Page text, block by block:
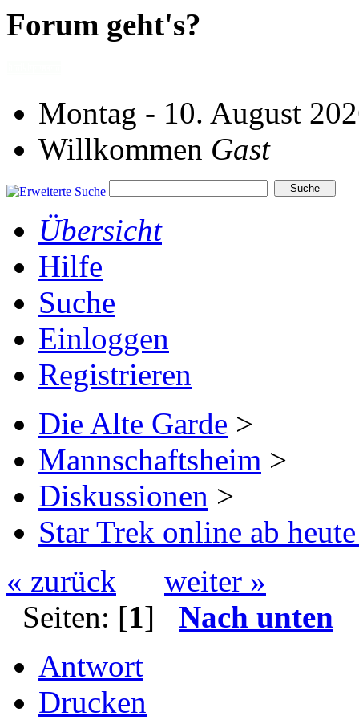
Forum geht's?
Montag - 10. August
Willkommen Gast
Übersicht
Hilfe
Suche
Einloggen
Registrieren
Die Alte Garde >
Mannschaftsheim >
Diskussionen >
Star Trek online ab
« zurück
weiter »
Seiten: [1] Nach unten
Antwort
Drucken